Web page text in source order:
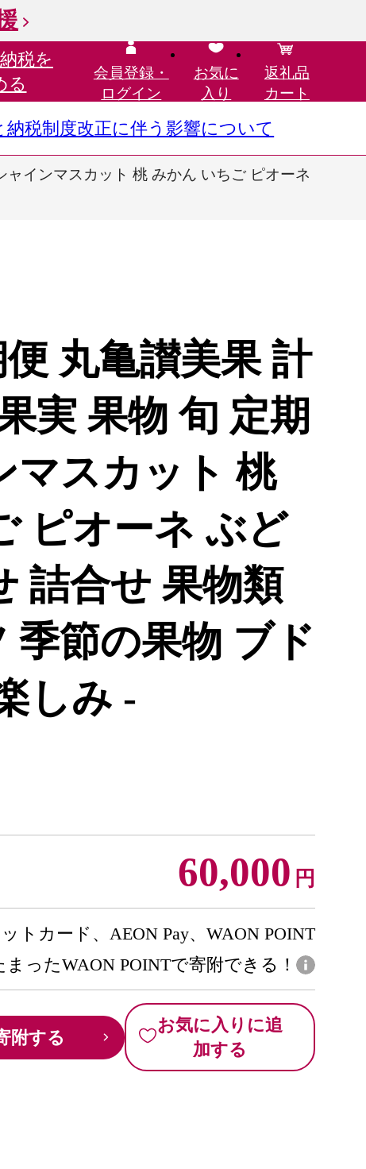
税を
る
会員登録・
ログイン
お気に
入り
返礼品
カート
納税制度改正に伴う影響について
インマスカット 桃 みかん いちご ピオーネ
丸亀讃美果 計
実 果物 旬 定期
マスカット 桃
ピオーネ ぶど
詰合せ 果物類
季節の果物 ブド
しみ -
60,000 円
トカード、AEON Pay、WAON POINT
まったWAON POINTで寄附できる！
附する
お気に入りに追
加する